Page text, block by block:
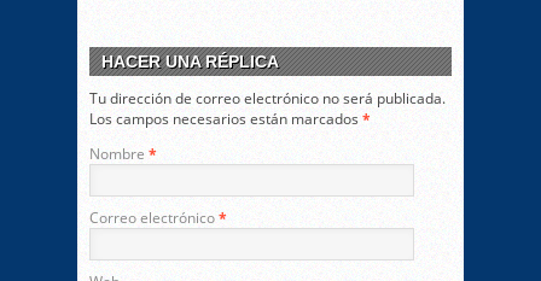
HACER UNA RÉPLICA
Tu dirección de correo electrónico no será publicada.
Los campos necesarios están marcados *
Nombre *
Correo electrónico*